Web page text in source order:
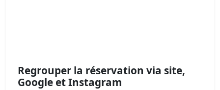
Regrouper la réservation via site,
Google et Instagram